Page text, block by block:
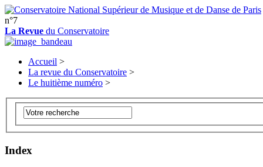
n°7
La Revue du Conservatoire
Accueil >
La revue du Conservatoire >
Le huitième numéro >
Index